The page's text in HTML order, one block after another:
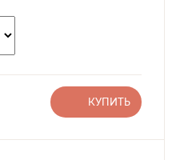
КУПИТЬ